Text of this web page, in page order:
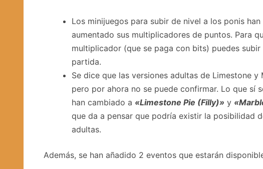
Los minijuegos para subir de nivel a los ponis
aumentado sus multiplicadores de puntos. Para
multiplicador (que se paga con bits) puedes
partida.
Se dice que las versiones adultas de Limestone
pero por ahora no se puede confirmar. Lo que sí
han cambiado a «Limestone Pie (Filly)» y
que da a pensar que podría existir la posibilidad
adultas.
Además, se han añadido 2 eventos que estarán